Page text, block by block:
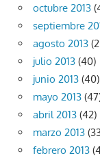
octubre 2013
septiembre
agosto 2013
julio 2013 (40)
junio 2013 (40)
mayo 2013
abril 2013 (42)
marzo 2013
febrero 2013